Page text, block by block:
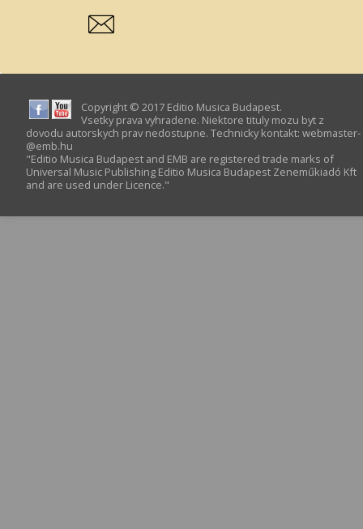
Copyright © 2017 Editio Musica Budapest.
Vsetky prava vyhradene. Niektore tituly mozu byt z
dovodu autorskych prav nedostupne. Technicky kontakt: webmaster­
@­emb.hu
"Editio Musica Budapest and EMB are registered trade marks of
Universal Music Publishing Editio Musica Budapest Zeneműkiadó Kft
and are used under Licence."